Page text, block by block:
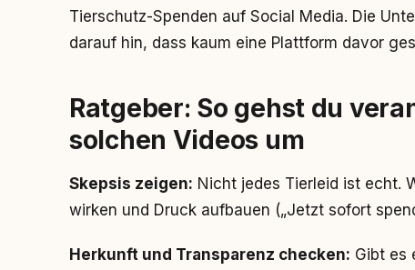
Tierschutz-Spenden auf Social Media. Die
darauf hin, dass kaum eine Plattform davor
Ratgeber: So gehst du
solchen Videos um
Skepsis zeigen: Nicht jedes Tierleid ist echt.
wirken und Druck aufbauen („Jetzt sofort
Herkunft und Transparenz checken: Gibt es